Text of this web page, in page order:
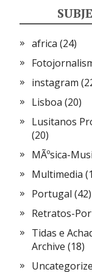
africa (24)
instagram
Lisboa (20)
Lusitanos
(20)
MÃºsica-
Multimedia
Portugal (42)
Retratos-
Tidas e
Archive (18)